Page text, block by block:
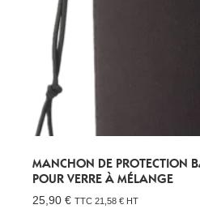
MANCHON DE PROTECTION
POUR VERRE À MÉLANGE
25,90 € TTC 21,58 € HT